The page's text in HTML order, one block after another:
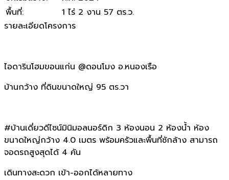
พื้นที่:
1 ไร่ 2 งาน 57 ตร.ว.
รายละเอียดโครงการ
ไอดารินโฮมขอนแก่น @ดอนโมง อ.หนองเรือ
บ้านกว้าง ที่ดินขนาดใหญ่ 95 ตร.วา
#บ้านเดี่ยวดีไซน์มินิมอลนอร์ดิก 3 ห้องนอน 2 ห้องน้ำ ห้อง
ขนาดใหญ่กว้าง 4.0 เมตร พร้อมครัวและพื้นที่ซักล้าง สามารถ
จอดรถสูงสุดได้ 4 คัน
เดินทางสะดวก เข้า-ออกได้หลายทาง